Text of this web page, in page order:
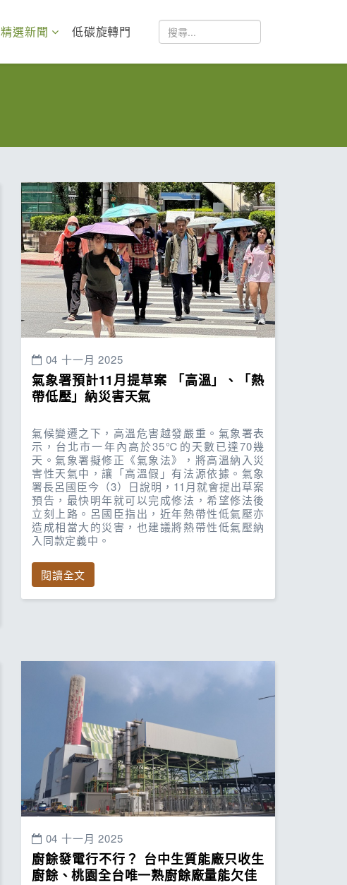
精選新聞 低碳旋轉門
04 十一月 2025
氣象署預計11月提草案 「高溫」、「熱
帶低壓」納災害天氣
氣候變遷之下，高溫危害越發嚴重。氣象署表
示，台北市一年內高於35℃的天數已達70幾
天。氣象署擬修正《氣象法》，將高溫納入災
害性天氣中，讓「高溫假」有法源依據。氣象
署長呂國臣今（3）日說明，11月就會提出草案
預告，最快明年就可以完成修法，希望修法後
立刻上路。呂國臣指出，近年熱帶性低氣壓亦
造成相當大的災害，也建議將熱帶性低氣壓納
入同款定義中。
閱讀全文
04 十一月 2025
廚餘發電行不行？ 台中生質能廠只收生
廚餘、桃園全台唯一熟廚餘廠量能欠佳